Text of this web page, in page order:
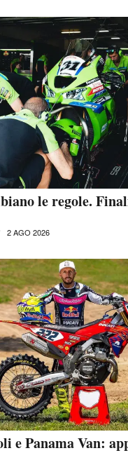
le regole.
2 AGO 2026
e Panama Van: